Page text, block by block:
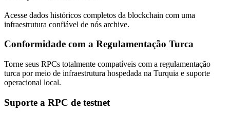
Acesse dados históricos completos da blockchain com uma
infraestrutura confiável de nós archive.
Conformidade com a Regulamentação Turca
Torne seus RPCs totalmente compatíveis com a regulamentação
turca por meio de infraestrutura hospedada na Turquia e suporte
operacional local.
Suporte a RPC de testnet